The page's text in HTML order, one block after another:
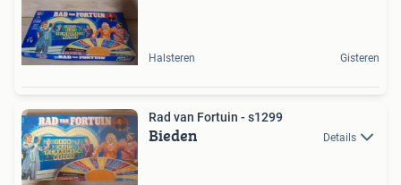
Halsteren Gisteren
Rad van Fortuin - s1299
Bieden Details